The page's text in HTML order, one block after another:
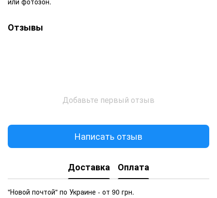
Отзывы
Добавьте первый отзыв
Написать отзыв
Доставка Оплата
"Новой почтой" по Украине - от 90 грн.